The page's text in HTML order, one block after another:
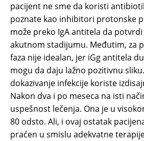
pacijent ne sme da koristi
poznate kao inhibitori protonske
može preko IgA antitela da
akutnom stadijumu. Međutim, za
faza nije idealan, jer iGg antitela
mogu da daju lažno pozitivnu
dokazivanje infekcije koriste
Nakon dva i po meseca na isti
uspešnost lečenja. Ona je u
80 odsto. Ali, i ovaj ostatak
praćen u smislu adekvatne